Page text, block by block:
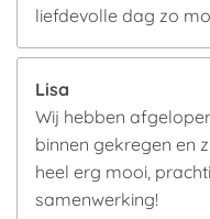
liefdevolle dag zo
Lisa
Wij hebben
binnen gekregen en
heel erg mooi,
samenwerking!